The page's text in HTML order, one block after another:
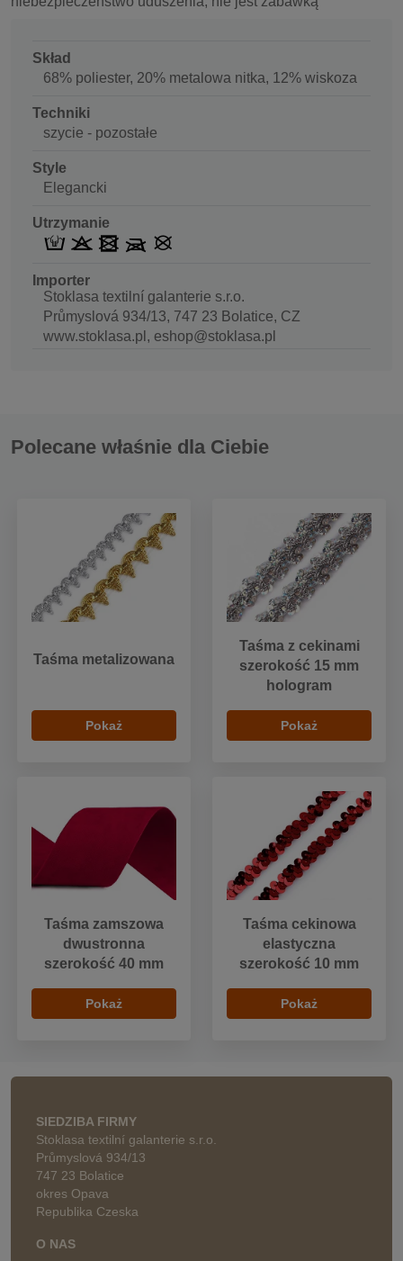
Skład
68% poliester, 20% metalowa nitka, 12% wiskoza
Techniki
szycie - pozostałe
Style
Elegancki
Utrzymanie
Importer
Stoklasa textilní galanterie s.r.o.
Průmyslová 934/13, 747 23 Bolatice, CZ
www.stoklasa.pl, eshop@stoklasa.pl
Polecane właśnie dla Ciebie
Taśma metalizowana
Pokaż
Taśma z cekinami
szerokość 15 mm
hologram
Pokaż
Taśma zamszowa
dwustronna
szerokość 40 mm
Pokaż
Taśma cekinowa
elastyczna
szerokość 10 mm
Pokaż
SIEDZIBA FIRMY
Stoklasa textilní galanterie s.r.o.
Průmyslová 934/13
747 23 Bolatice
okres Opava
Republika Czeska
O NAS